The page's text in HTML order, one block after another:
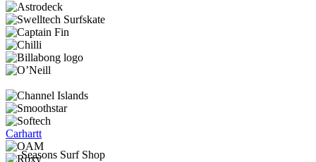
Carhartt
Seasons Surf Shop